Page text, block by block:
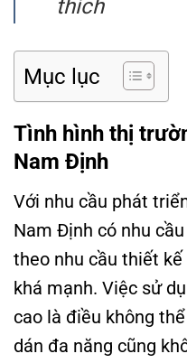
thích
Mục lục
Tình hình thị
Nam Định
Với nhu cầu phát
Nam Định có nhu
theo nhu cầu thiết
khá mạnh. Việc sử
cao là điều không
dán đa năng cũng